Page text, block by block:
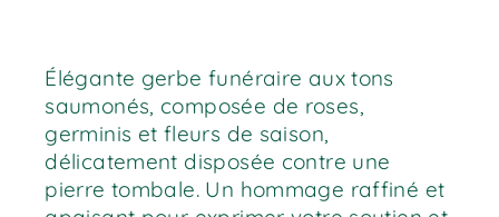
Élégante gerbe funéraire aux tons
saumonés, composée de roses,
germinis et fleurs de saison,
délicatement disposée contre une
pierre tombale. Un hommage raffiné et